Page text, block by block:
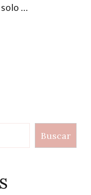
solo …
Buscar